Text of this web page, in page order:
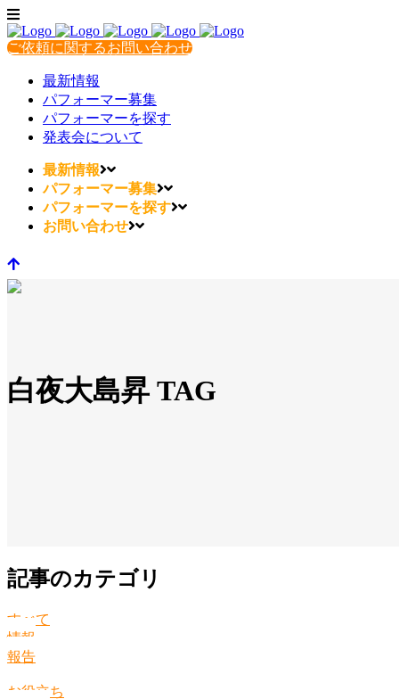
ご依頼に関するお問い合わせ
最新情報
パフォーマー募集
パフォーマーを探す
発表会について
最新情報
パフォーマー募集
パフォーマーを探す
お問い合わせ
白夜大島昇 TAG
記事のカテゴリ
すべて
情報
報告
お役立ち